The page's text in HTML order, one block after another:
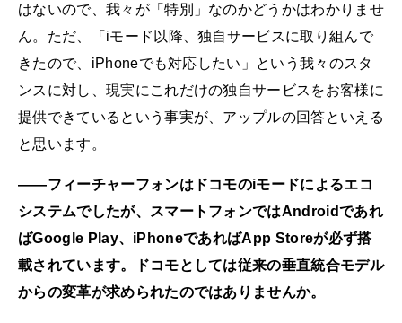
はないので、我々が「特別」なのかどうかはわかりませ
ん。ただ、「iモード以降、独自サービスに取り組んで
きたので、iPhoneでも対応したい」という我々のスタ
ンスに対し、現実にこれだけの独自サービスをお客様に
提供できているという事実が、アップルの回答といえる
と思います。
――フィーチャーフォンはドコモのiモードによるエコ
システムでしたが、スマートフォンではAndroidであれ
ばGoogle Play、iPhoneであればApp Storeが必ず搭
載されています。ドコモとしては従来の垂直統合モデル
からの変革が求められたのではありませんか。